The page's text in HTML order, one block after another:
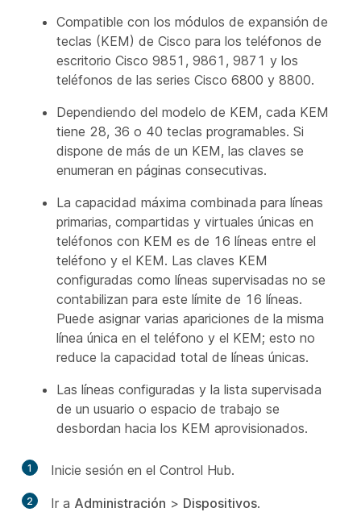
Compatible con los módulos de expansión de
teclas (KEM) de Cisco para los teléfonos de
escritorio Cisco 9851, 9861, 9871 y los
teléfonos de las series Cisco 6800 y 8800.
Dependiendo del modelo de KEM, cada KEM
tiene 28, 36 o 40 teclas programables. Si
dispone de más de un KEM, las claves se
enumeran en páginas consecutivas.
La capacidad máxima combinada para líneas
primarias, compartidas y virtuales únicas en
teléfonos con KEM es de 16 líneas entre el
teléfono y el KEM. Las claves KEM
configuradas como líneas supervisadas no se
contabilizan para este límite de 16 líneas.
Puede asignar varias apariciones de la misma
línea única en el teléfono y el KEM; esto no
reduce la capacidad total de líneas únicas.
Las líneas configuradas y la lista supervisada
de un usuario o espacio de trabajo se
desbordan hacia los KEM aprovisionados.
1 Inicie sesión en el Control Hub.
2 Ir a Administración > Dispositivos.